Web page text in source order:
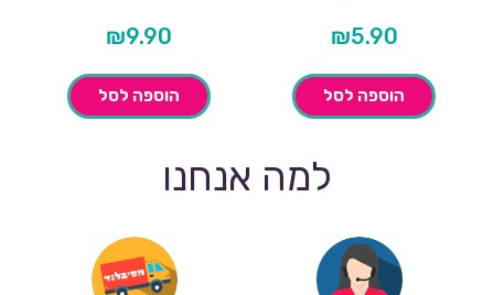
₪5.90
הוספה לסל
₪9.90
הוספה לסל
למה אנחנו